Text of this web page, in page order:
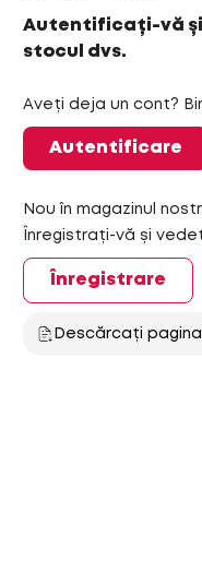
Autentificați-vă și
stocul dvs.
Aveți deja un cont?
Autentificare
Nou în magazinul
Înregistrați-vă și
Înregistrare
Descărcați